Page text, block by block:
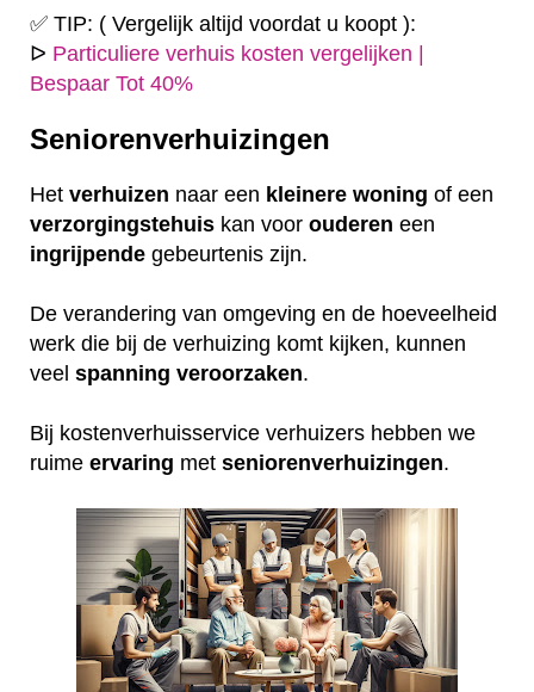
✅ TIP: ( Vergelijk altijd voordat u koopt ):
ᐅ Particuliere verhuis kosten vergelijken |
Bespaar Tot 40%
Seniorenverhuizingen
Het verhuizen naar een kleinere woning of een
verzorgingstehuis kan voor ouderen een
ingrijpende gebeurtenis zijn.
De verandering van omgeving en de hoeveelheid
werk die bij de verhuizing komt kijken, kunnen
veel spanning veroorzaken.
Bij kostenverhuisservice verhuizers hebben we
ruime ervaring met seniorenverhuizingen.